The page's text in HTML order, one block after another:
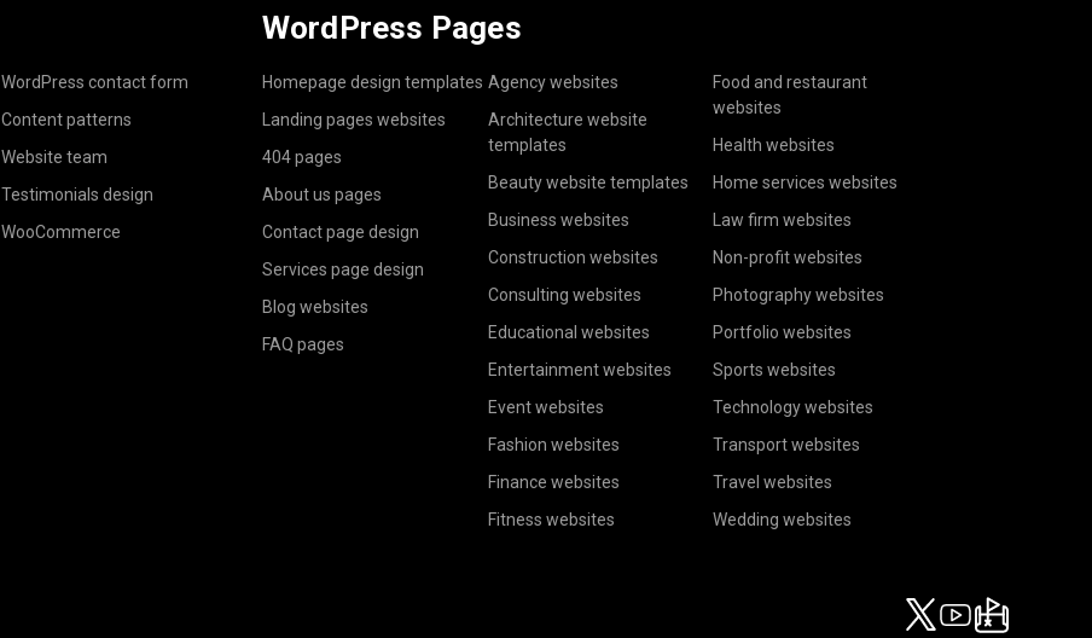
WordPress contact form
Content patterns
Website team
Testimonials design
WooCommerce
WordPress Pages
Homepage design templates
Landing pages websites
404 pages
About us pages
Contact page design
Services page design
Blog websites
FAQ pages
Agency websites
Architecture website
templates
Beauty website templates
Business websites
Construction websites
Consulting websites
Educational websites
Entertainment websites
Event websites
Fashion websites
Finance websites
Fitness websites
Food and restaurant
websites
Health websites
Home services websites
Law firm websites
Non-profit websites
Photography websites
Portfolio websites
Sports websites
Technology websites
Transport websites
Travel websites
Wedding websites